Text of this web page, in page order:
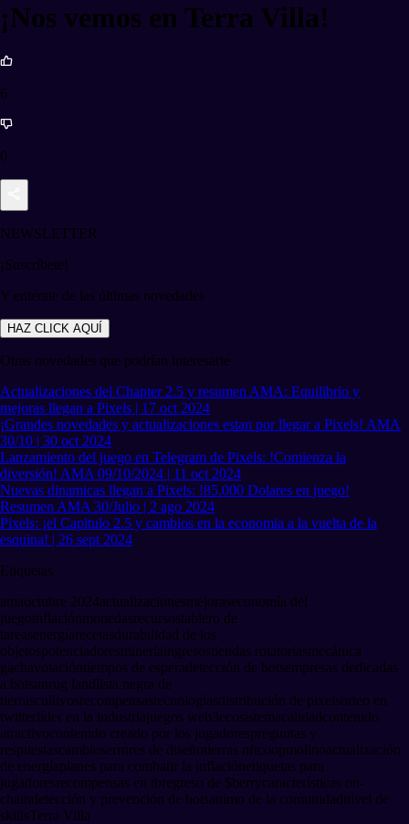
¡Nos vemos en Terra Villa!
6
0
NEWSLETTER
¡Suscríbete!
Y entérate de las últimas novedades
HAZ CLICK AQUÍ
Otras novedades que podrían interesarte
Actualizaciones del Chapter 2.5 y resumen AMA: Equilibrio y
mejoras llegan a Pixels | 17 oct 2024
¡Grandes novedades y actualizaciones estan por llegar a Pixels! AMA
30/10 | 30 oct 2024
Lanzamiento del juego en Telegram de Pixels: !Comienza la
diversión! AMA 09/10/2024 | 11 oct 2024
Nuevas dinamicas llegan a Pixels: !85.000 Dolares en juego!
Resumen AMA 30/Julio | 2 ago 2024
Pixels: ¡el Capitulo 2.5 y cambios en la economia a la vuelta de la
esquina! | 26 sept 2024
Etiquetas
amaoctubre 2024actualizacionesmejoraseconomía del
juegoinflaciónmonedasrecursostablero de
tareasenergíarecetasdurabilidad de los
objetospotenciadoresmineríaingresostiendas rotatoriasmecánica
gachavotacióntiempos de esperadetección de botsempresas dedicadas
a botsunrug landlista negra de
tierrascultivosrecompensastecnologíasdistribución de pixelsorteo en
twitterlíder en la industriajuegos web3ecosistemacalidadcontenido
atractivocontenido creado por los jugadorespreguntas y
respuestascambioserrores de diseñotierras nftcoopmolinoactualización
de energíaplanes para combatir la inflaciónetiquetas para
jugadoresrecompensas en tbregreso de $berrycaracterísticas on-
chaindetección y prevención de botsanimo de la comunidadnivel de
skillsTerra Villa